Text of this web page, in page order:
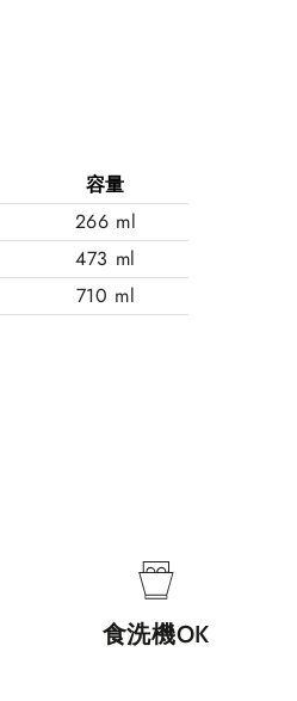
容量
266 ml
473 ml
710 ml
食洗機OK